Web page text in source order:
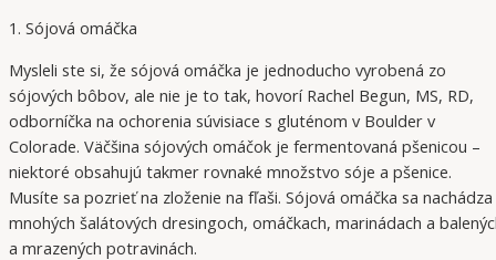
1. Sójová omáčka
Mysleli ste si, že sójová omáčka je jednoducho vyrobená zo
sójových bôbov, ale nie je to tak, hovorí Rachel Begun, MS, RD,
odborníčka na ochorenia súvisiace s gluténom v Boulder v
Colorade. Väčšina sójových omáčok je fermentovaná pšenicou –
niektoré obsahujú takmer rovnaké množstvo sóje a pšenice.
Musíte sa pozrieť na zloženie na fľaši. Sójová omáčka sa nachádza
mnohých šalátových dresingoch, omáčkach, marinádach a
a mrazených potravinách.